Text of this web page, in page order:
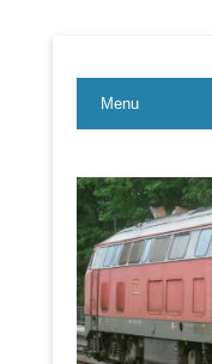
LBE-
Menu